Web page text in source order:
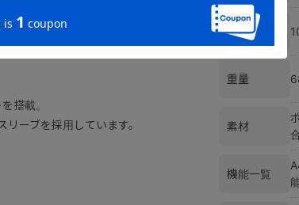
搭載。
ーブを採用しています。
容量
重量
素材
機能一覧